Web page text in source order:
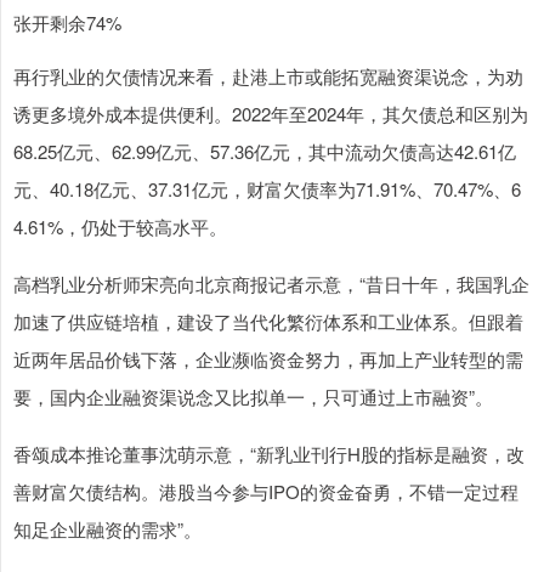
张开剩余74%
再行乳业的欠债情况来看，赴港上市或能拓宽融资渠说念，为劝
诱更多境外成本提供便利。2022年至2024年，其欠债总和区别为
68.25亿元、62.99亿元、57.36亿元，其中流动欠债高达42.61亿
元、40.18亿元、37.31亿元，财富欠债率为71.91%、70.47%、6
4.61%，仍处于较高水平。
高档乳业分析师宋亮向北京商报记者示意，“昔日十年，我国乳企
加速了供应链培植，建设了当代化繁衍体系和工业体系。但跟着
近两年居品价钱下落，企业濒临资金努力，再加上产业转型的需
要，国内企业融资渠说念又比拟单一，只可通过上市融资”。
香颂成本推论董事沈萌示意，“新乳业刊行H股的指标是融资，改
善财富欠债结构。港股当今参与IPO的资金奋勇，不错一定过程
知足企业融资的需求”。